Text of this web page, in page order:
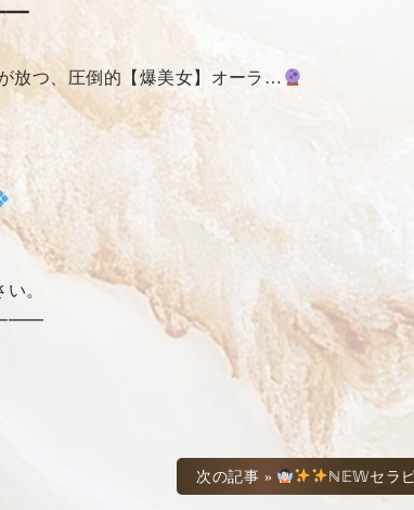
放つ、圧倒的【爆美女】オーラ…
。
次の記事 » ℕ𝔼𝕎セラピ